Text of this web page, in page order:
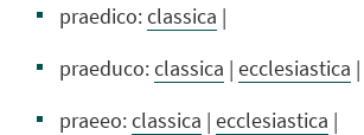
praedico:classica |
praeduco:classica | ecclesiastica |
praeeo:classica | ecclesiastica |